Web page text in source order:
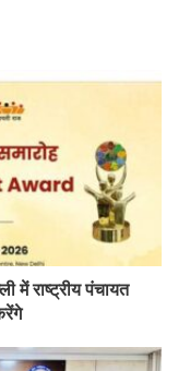
में राष्ट्रीय पंचायत